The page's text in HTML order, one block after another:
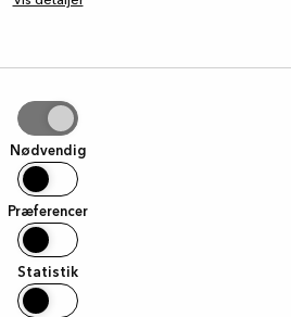
Nødvendig
Præferencer
Statistik